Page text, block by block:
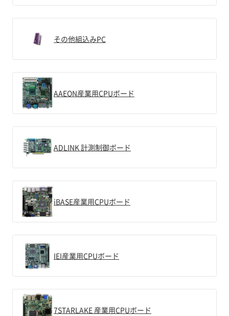
その他組込みPC
AAEON産業用CPUボード
ADLINK 計測制御ボード
iBASE産業用CPUボード
IEI産業用CPUボード
7STARLAKE 産業用CPUボード